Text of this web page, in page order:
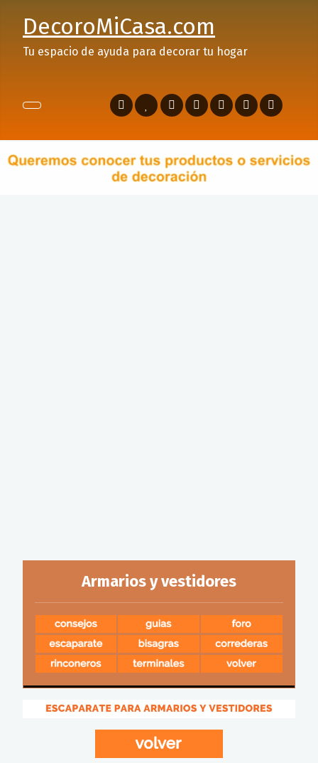
DecoroMiCasa.com
Tu espacio de ayuda para decorar tu hogar
Armarios y vestidores